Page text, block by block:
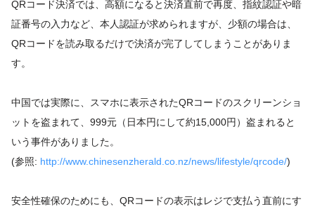
QRコード決済では、高額になると決済直前で再度、指紋認証や暗
証番号の入力など、本人認証が求められますが、少額の場合は、
QRコードを読み取るだけで決済が完了してしまうことがありま
す。
中国では実際に、スマホに表示されたQRコードのスクリーンショ
ットを盗まれて、999元（日本円にして約15,000円）盗まれると
いう事件がありました。
(参照: http://www.chinesenzherald.co.nz/news/lifestyle/qrcode/)
安全性確保のためにも、QRコードの表示はレジで支払う直前にす